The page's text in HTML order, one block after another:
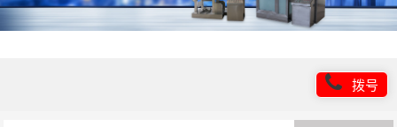
拨号